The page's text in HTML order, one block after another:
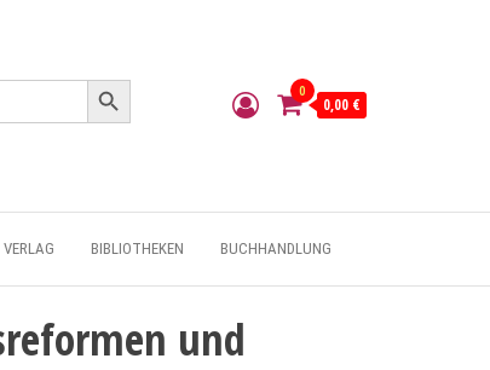
Search Button
0
0,00 €
VERLAG BIBLIOTHEKEN BUCHHANDLUNG
und